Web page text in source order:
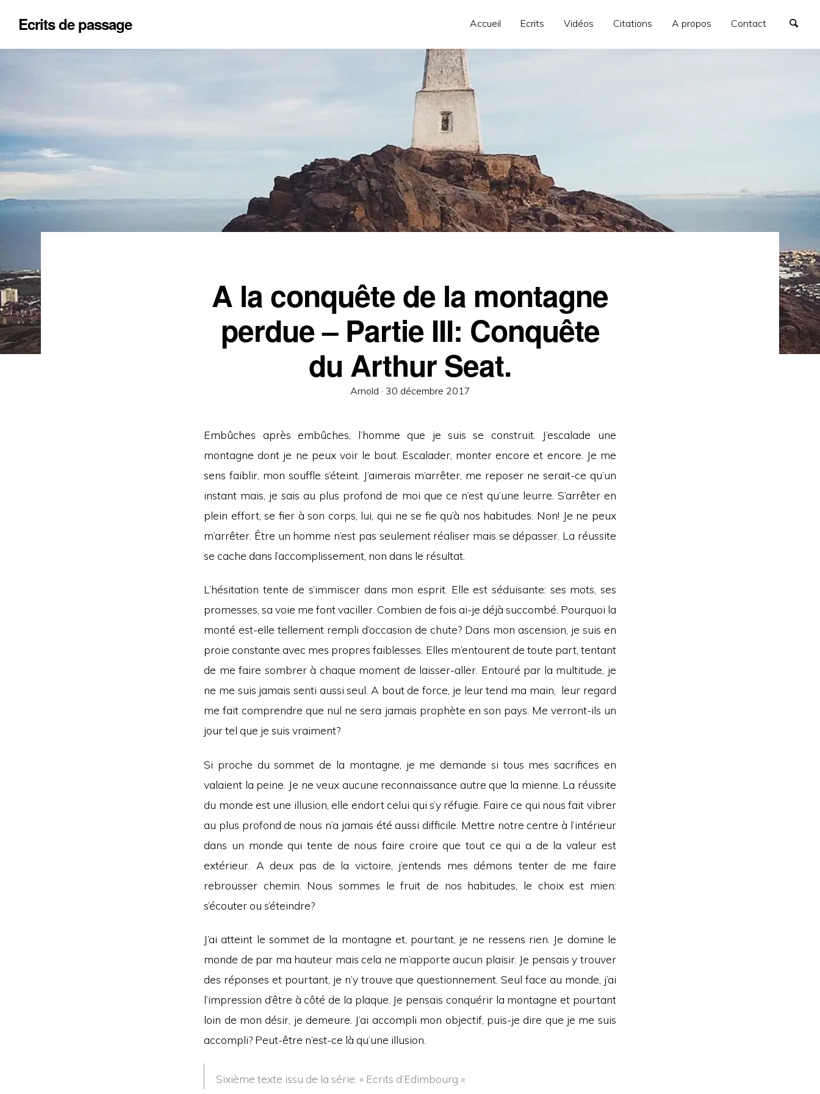
Ecrits de passage Accueil Ecrits Vidéos Citations A propos Contact
A la conquête de la montagne
perdue – Partie III: Conquête
du Arthur Seat.
Arnold · Posted
30 décembre 2017
Embûches après embûches, l’homme que je suis se construit. J’escalade une
montagne dont je ne peux voir le bout. Escalader, monter encore et encore. Je me
sens faiblir, mon souffle s’éteint. J’aimerais m’arrêter, me reposer ne serait-ce qu’un
instant mais, je sais au plus profond de moi que ce n’est qu’une leurre. S’arrêter en
plein effort, se fier à son corps, lui, qui ne se fie qu’à nos habitudes. Non! Je ne peux
m’arrêter. Être un homme n’est pas seulement réaliser mais se dépasser. La réussite
se cache dans l’accomplissement, non dans le résultat.
L’hésitation tente de s’immiscer dans mon esprit. Elle est séduisante: ses mots, ses
promesses, sa voie me font vaciller. Combien de fois ai-je déjà succombé. Pourquoi la
monté est-elle tellement rempli d’occasion de chute? Dans mon ascension, je suis en
proie constante avec mes propres faiblesses. Elles m’entourent de toute part, tentant
de me faire sombrer à chaque moment de laisser-aller. Entouré par la multitude, je
ne me suis jamais senti aussi seul. A bout de force, je leur tend ma main, leur regard
me fait comprendre que nul ne sera jamais prophète en son pays. Me verront-ils un
jour tel que je suis vraiment?
Si proche du sommet de la montagne, je me demande si tous mes sacrifices en
valaient la peine. Je ne veux aucune reconnaissance autre que la mienne. La réussite
du monde est une illusion, elle endort celui qui s’y réfugie. Faire ce qui nous fait vibrer
au plus profond de nous n’a jamais été aussi difficile. Mettre notre centre à l’intérieur
dans un monde qui tente de nous faire croire que tout ce qui a de la valeur est
extérieur. A deux pas de la victoire, j’entends mes démons tenter de me faire
rebrousser chemin. Nous sommes le fruit de nos habitudes, le choix est mien:
s’écouter ou s’éteindre?
J’ai atteint le sommet de la montagne et, pourtant, je ne ressens rien. Je domine le
monde de par ma hauteur mais cela ne m’apporte aucun plaisir. Je pensais y trouver
des réponses et pourtant, je n’y trouve que questionnement. Seul face au monde, j’ai
l’impression d’être à côté de la plaque. Je pensais conquérir la montagne et pourtant
loin de mon désir, je demeure. J’ai accompli mon objectif, puis-je dire que je me suis
accompli? Peut-être n’est-ce là qu’une illusion.
Sixième texte issu de la série: « Ecrits d’Edimbourg ».